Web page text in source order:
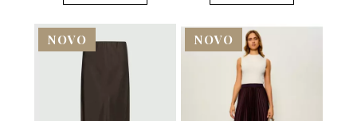
NOVO NOVO